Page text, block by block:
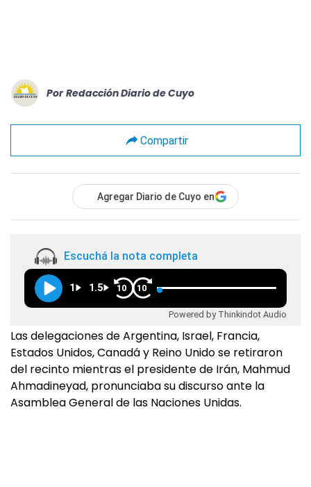
Por Redacción Diario de Cuyo
Compartir
Agregar Diario de Cuyo en
Escuchá la nota completa
1 1.5 10 10
Powered by Thinkindot Audio
Las delegaciones de Argentina, Israel, Francia,
Estados Unidos, Canadá y Reino Unido se retiraron
del recinto mientras el presidente de Irán, Mahmud
Ahmadineyad, pronunciaba su discurso ante la
Asamblea General de las Naciones Unidas.